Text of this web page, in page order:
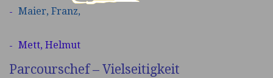
Maier, Franz,
Mett, Helmut
Parcourschef – Vielseitigkeit